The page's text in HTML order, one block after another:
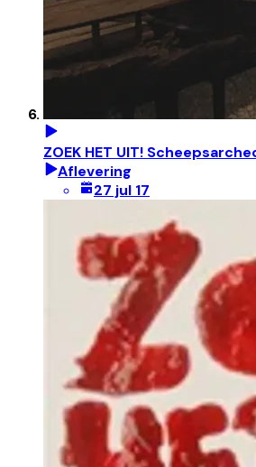
ZOEK HET UIT!
Aflevering
27 jul 17